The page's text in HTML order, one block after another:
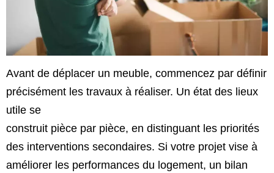
Avant de déplacer un meuble, commencez par définir
précisément les travaux à réaliser. Un état des lieux
utile se
construit pièce par pièce, en distinguant les priorités
des interventions secondaires. Si votre projet vise à
améliorer les performances du logement, un bilan